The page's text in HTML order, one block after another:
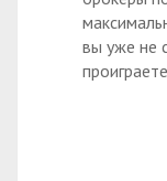
вы уже не